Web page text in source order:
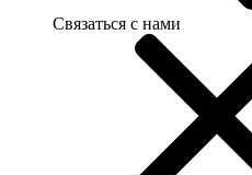
Связаться с нами